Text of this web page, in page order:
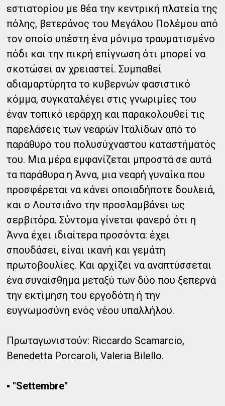
εστιατορίου με θέα την κεντρική πλατεία της
πόλης, βετεράνος του Μεγάλου Πολέμου από
τον οποίο υπέστη ένα μόνιμα τραυματισμένο
πόδι και την πικρή επίγνωση ότι μπορεί να
σκοτώσει αν χρειαστεί. Συμπαθεί
αδιαμαρτύρητα το κυβερνών φασιστικό
κόμμα, συγκαταλέγει στις γνωριμίες του
έναν τοπικό ιεράρχη και παρακολουθεί τις
παρελάσεις των νεαρών Ιταλίδων από το
παράθυρο του πολυσύχναστου καταστήματός
του. Μια μέρα εμφανίζεται μπροστά σε αυτά
τα παράθυρα η Άννα, μια νεαρή γυναίκα που
προσφέρεται να κάνει οποιαδήποτε δουλειά,
και ο Λουτσιάνο την προσλαμβάνει ως
σερβιτόρα. Σύντομα γίνεται φανερό ότι η
Άννα έχει ιδιαίτερα προσόντα: έχει
σπουδάσει, είναι ικανή και γεμάτη
πρωτοβουλίες. Και αρχίζει να αναπτύσσεται
ένα συναίσθημα μεταξύ των δύο που ξεπερνά
την εκτίμηση του εργοδότη ή την
ευγνωμοσύνη ενός νέου υπαλλήλου.
Πρωταγωνιστούν: Riccardo Scamarcio,
Benedetta Porcaroli, Valeria Bilello.
▪ "Settembre"